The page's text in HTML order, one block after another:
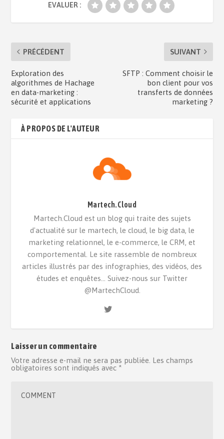
EVALUER :
PRÉCÉDENT
Exploration des
algorithmes de Hachage
en data-marketing :
sécurité et applications
SUIVANT
SFTP : Comment choisir le
bon client pour vos
transferts de données
marketing ?
À PROPOS DE L'AUTEUR
Martech.Cloud
Martech.Cloud est un blog qui traite des sujets
d'actualité sur le martech, le cloud, le big data, le
marketing relationnel, le e-commerce, le CRM, et
comportemental. Le site rassemble de nombreux
articles illustrés par des infographies, des vidéos, des
études et enquêtes... Suivez-nous sur Twitter
@MartechCloud.
Laisser un commentaire
Votre adresse e-mail ne sera pas publiée. Les champs
obligatoires sont indiqués avec *